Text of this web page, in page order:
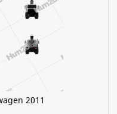
2011